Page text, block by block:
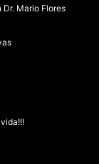
Mario Flores